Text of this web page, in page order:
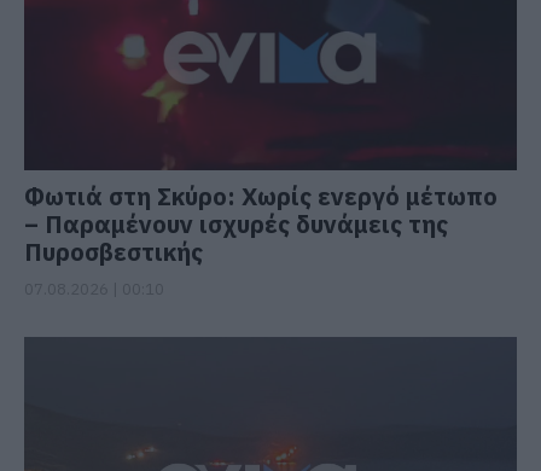
Φωτιά στη Σκύρο: Χωρίς ενεργό μέτωπο
– Παραμένουν ισχυρές δυνάμεις της
Πυροσβεστικής